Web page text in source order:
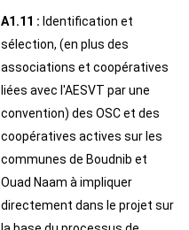
A1.11 : Identification et
sélection, (en plus des
associations et coopératives
liées avec l'AESVT par une
convention) des OSC et des
coopératives actives sur les
communes de Boudnib et
Ouad Naam à impliquer
directement dans le projet sur